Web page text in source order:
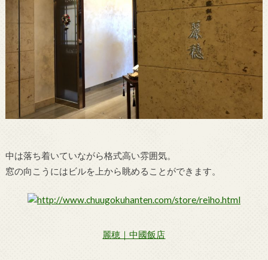
中は落ち着いていながら格式高い雰囲気。
窓の向こうにはビルを上から眺めることができます。
麗穂｜中國飯店